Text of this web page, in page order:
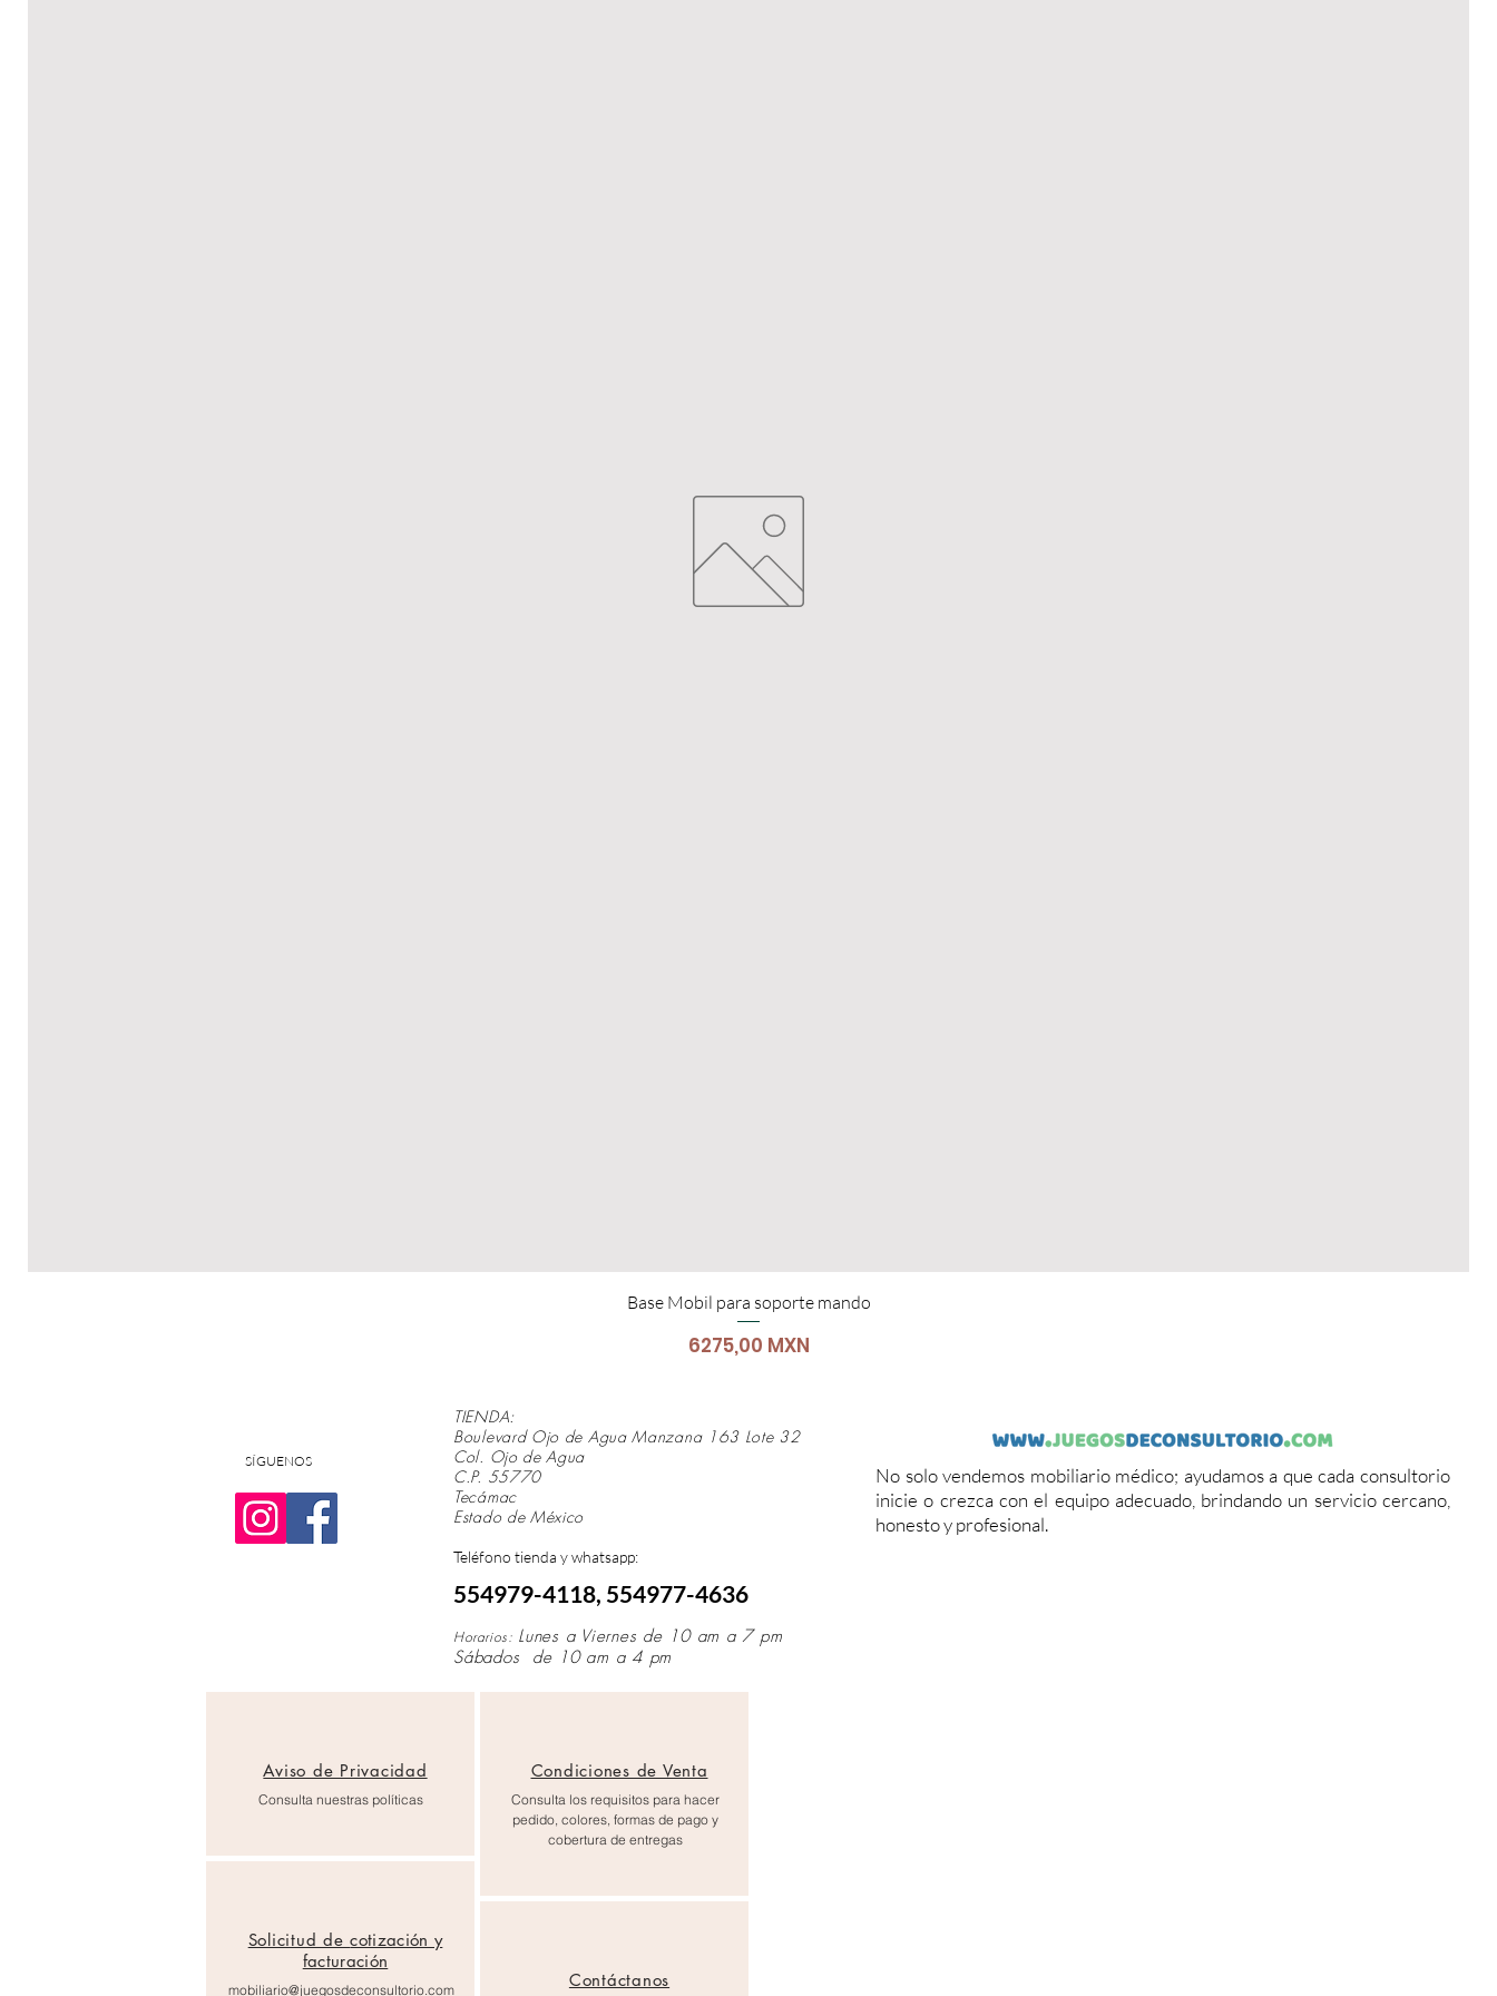
Base Mobil para soporte mando
Precio
6275,00 MXN
SÍGUENOS
TIENDA:
Boulevard Ojo de Agua Manzana 163 Lote 32
Col. Ojo de Agua
C.P. 55770
Tecámac
Estado de México
Teléfono tienda y whatsapp:
554979-4118, 554977-4636
Horarios: Lunes a Viernes de 10am a 7 pm
Sábados de 10 am a 4 pm
No solo vendemos mobiliario médico; ayudamos a que cada consultorio
inicie o crezca con el equipo adecuado, brindando un servicio cercano,
honesto y profesional.
Aviso de Privacidad
Consulta nuestras políticas
Solicitud decotización y
facturación
mobiliario@juegosdeconsultorio.com
Condiciones de Venta
Consulta los requisitos para hacer
pedido, colores, formas de pago y
cobertura de entregas
Contáctanos